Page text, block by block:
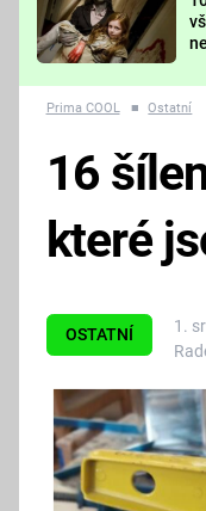
Prima COOL ■ Ostatní
OSTATNÍ
1.
16
které